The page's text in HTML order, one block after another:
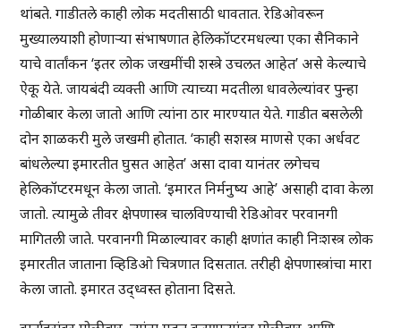
थांबते. गाडीतले काही लोक मदतीसाठी धावतात. रेडिओवरून
मुख्यालयाशी होणाऱ्या संभाषणात हेलिकॉप्टरमधल्या एका सैनिकाने
याचे वार्तांकन ‘इतर लोक जखमींची शस्त्रे उचलत आहेत’ असे केल्याचे
ऐकू येते. जायबंदी व्यक्ती आणि त्याच्या मदतीला धावलेल्यांवर पुन्हा
गोळीबार केला जातो आणि त्यांना ठार मारण्यात येते. गाडीत बसलेली
दोन शाळकरी मुले जखमी होतात. ‘काही सशस्त्र माणसे एका अर्धवट
बांधलेल्या इमारतीत घुसत आहेत’ असा दावा यानंतर लगेचच
हेलिकॉप्टरमधून केला जातो. ‘इमारत निर्मनुष्य आहे’ असाही दावा केला
जातो. त्यामुळे तीवर क्षेपणास्त्र चालविण्याची रेडिओवर परवानगी
मागितली जाते. परवानगी मिळाल्यावर काही क्षणांत काही निःशस्त्र लोक
इमारतीत जाताना व्हिडिओ चित्रणात दिसतात. तरीही क्षेपणास्त्रांचा मारा
केला जातो. इमारत उद्ध्वस्त होताना दिसते.